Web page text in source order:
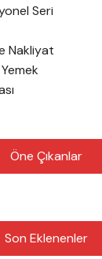
Seri
Nakliyat
Öne Çıkanlar
Son Eklenenler